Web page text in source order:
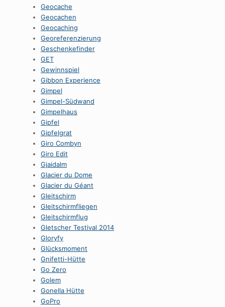
Geocache
Geocachen
Geocaching
Georeferenzierung
Geschenkefinder
GET
Gewinnspiel
Gibbon Experience
Gimpel
Gimpel-Südwand
Gimpelhaus
Gipfel
Gipfelgrat
Giro Combyn
Giro Edit
Gjaidalm
Glacier du Dome
Glacier du Géant
Gleitschirm
Gleitschirmfliegen
Gleitschirmflug
Gletscher Testival 2014
Gloryfy
Glücksmoment
Gnifetti-Hütte
Go Zero
Golem
Gonella Hütte
GoPro